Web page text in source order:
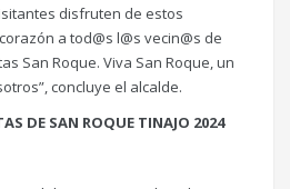
disfruten de estos
a tod@s l@s vecin@s de
San Roque. Viva San Roque, un
concluye el alcalde.
DE SAN ROQUE TINAJO 2024